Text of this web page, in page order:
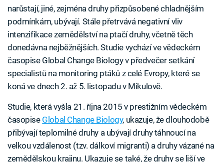
narůstají, jiné, zejména druhy přizpůsobené chladnějším
podmínkám, ubývají. Stále přetrvává negativní vliv
intenzifikace zemědělství na ptačí druhy, včetně těch
donedávna nejběžnějších. Studie vychází ve vědeckém
časopise Global Change Biology v předvečer setkání
specialistů na monitoring ptáků z celé Evropy, které se
koná ve dnech 2. až 5. listopadu v Mikulově.
Studie, která vyšla 21. října 2015 v prestižním vědeckém
časopise Global Change Biology, ukazuje, že dlouhodobě
přibývají teplomilné druhy a ubývají druhy táhnoucí na
velkou vzdálenost (tzv. dálkoví migranti) a druhy vázané na
zemědělskou krajinu. Ukazuje se také, že druhy se liší ve